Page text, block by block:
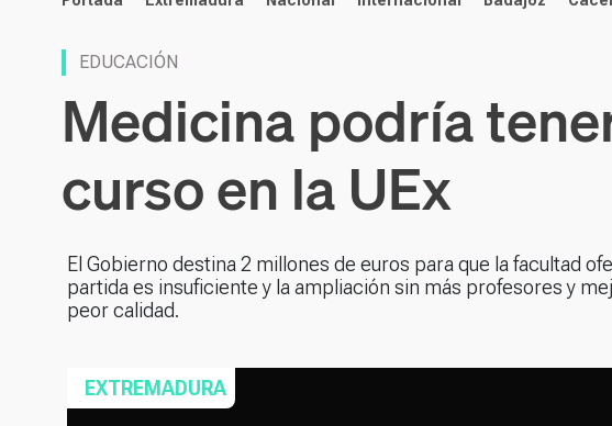
EDUCACIÓN
Medicina podría
curso en la UEx
El Gobierno destina 2 millones de euros para que la facultad
partida es insuficiente y la ampliación sin más profesores y
peor calidad.
EXTREMADURA